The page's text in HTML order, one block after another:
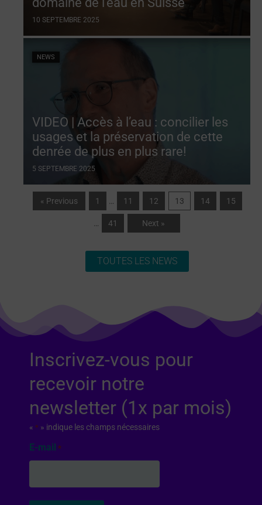
10 SEPTEMBRE 2025
NEWS
VIDEO | Accès à l’eau : concilier les
usages et la préservation de cette
denrée de plus en plus rare!
5 SEPTEMBRE 2025
« Previous 1 11 12 13 14 15
41 Next »
TOUTES LES NEWS
Inscrivez-vous pour
recevoir notre
newsletter (1x par mois)
« * » indique les champs nécessaires
E-mail *